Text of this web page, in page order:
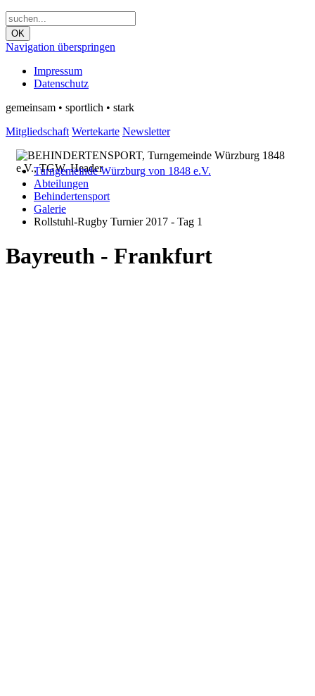
OK
Navigation überspringen
Impressum
Datenschutz
gemeinsam • sportlich • stark
Mitgliedschaft Wertekarte Newsletter
Turngemeinde Würzburg von 1848 e.V.
Abteilungen
Behindertensport
Galerie
Rollstuhl-Rugby Turnier 2017 - Tag 1
Bayreuth - Frankfurt